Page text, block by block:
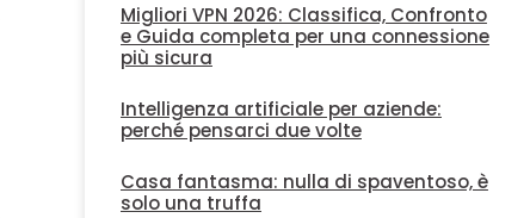
Migliori VPN 2026: Classifica, Confronto
e Guida completa per una connessione
più sicura
Intelligenza artificiale per aziende:
perché pensarci due volte
Casa fantasma: nulla di spaventoso, è
solo una truffa